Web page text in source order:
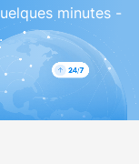
minutes -